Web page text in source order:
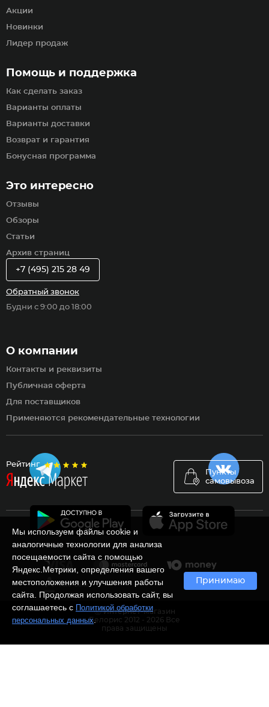
Рейтинг
Пункты
самовывоза
Помощь и поддержка
Как сделать заказ
Варианты оплаты
Варианты доставки
Возврат и гарантия
Бонусная программа
Акции
Новинки
Лидер продаж
Это интересно
Отзывы
Обзоры
Статьи
Архив страниц
О компании
Контакты и реквизиты
Публичная оферта
Для поставщиков
Применяются рекомендательные технологии
+7 (495) 215 28 49
Обратный звонок
Будни с 9:00 до 18:00
Мы используем файлы cookie и
аналогичные технологии для анализа
посещаемости сайта с помощью
Яндекс.Метрики, определения вашего
местоположения и улучшения работы
сайта. Продолжая использовать сайт, вы
соглашаетесь с Политикой обработки
персональных данных.
Принимаю
Ⓒ Интернет-магазин
Белорис 2012 - 2026 Все
права защищены